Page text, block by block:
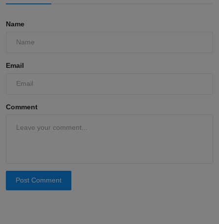
Name
Email
Comment
Post Comment